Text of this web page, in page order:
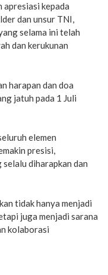
apresiasi kepada
dan unsur TNI,
selama ini telah
dan kerukunan
harapan dan doa
jatuh pada 1 Juli
elemen
presisi,
diharapkan dan
tidak hanya menjadi
juga menjadi sarana
kolaborasi